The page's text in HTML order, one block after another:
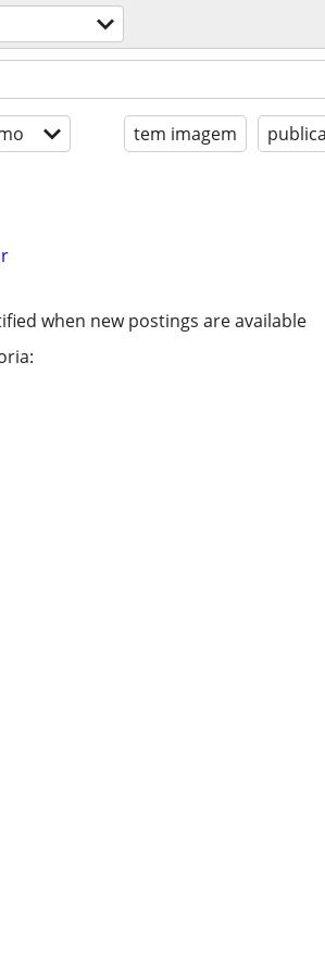
tem imagem
when new postings are available